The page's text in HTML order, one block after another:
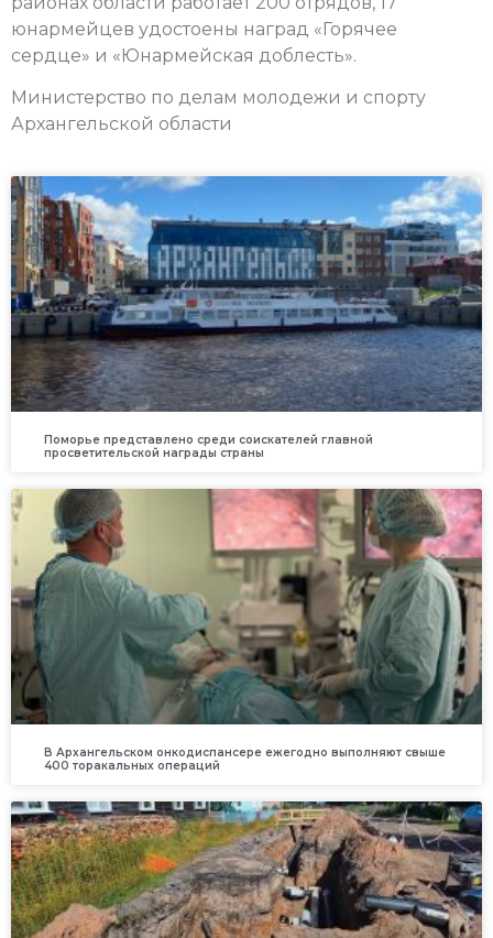
юнармейцев удостоены наград «Горячее
сердце» и «Юнармейская доблесть».
Министерство по делам молодежи и спорту
Архангельской области
Поморье представлено среди соискателей главной
просветительской награды страны
В Архангельском онкодиспансере ежегодно выполняют свыше
400 торакальных операций